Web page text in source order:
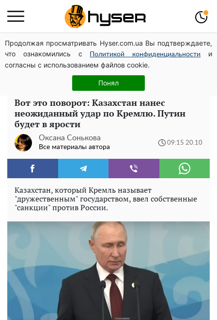
Продолжая просматривать Hyser.com.ua Вы подтверждаете,
что ознакомились с
Политикой конфиденциальности
и
согласны с использованием файлов cookie.
Понял
Посол ОБСЕ во второй раз посетил место российского
удара по жилому дому на Подоле
Голая Елена Тополя в интересных позах заставила
отвисать челюсти: слив видео – было только началом
Вот это поворот: Казахстан нанес
неожиданный удар по Кремлю. Путин
будет в ярости
Оксана Сонькова
Все материалы автора
09:15 20.10
Казахстан, который Кремль называет
"дружественным" государством, ввел собственные
"санкции" против России.